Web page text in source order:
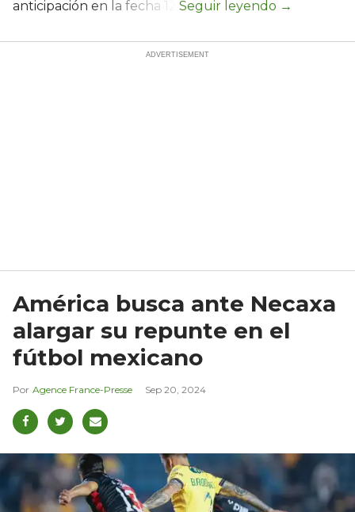
anticipación en la fecha 12.
América busca ante Necaxa
alargar su repunte en el
fútbol mexicano
Agence France-Presse Sep 20, 2024